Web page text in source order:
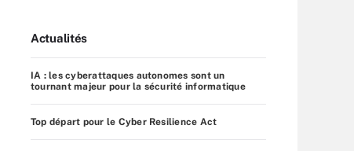
Actualités
IA : les cyberattaques autonomes sont un
tournant majeur pour la sécurité informatique
Top départ pour le Cyber Resilience Act